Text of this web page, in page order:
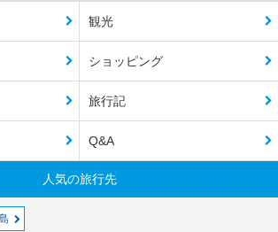
観光
ショッピング
旅行記
Q&A
人気の旅行先